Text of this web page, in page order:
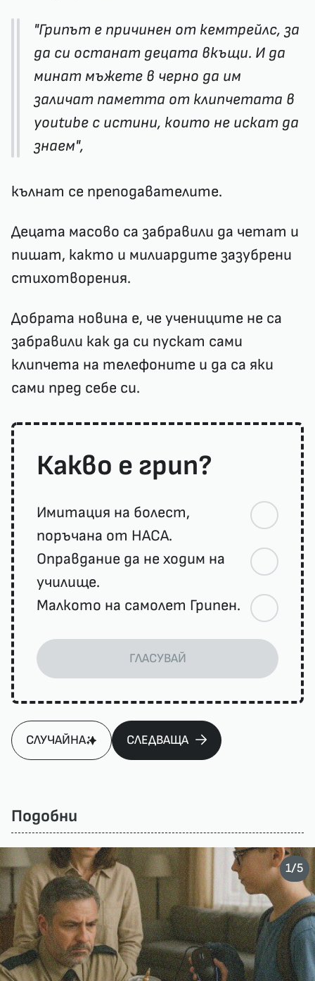
"Грипът е причинен от кемтрейлс, за
да си останат децата вкъщи. И да
минат мъжете в черно да им
заличат паметта от клипчетата в
youtube с истини, които не искат да
знаем",
кълнат се преподавателите.
Децата масово са забравили да четат и
пишат, както и милиардите зазубрени
стихотворения.
Добрата новина е, че учениците не са
забравили как да си пускат сами
клипчета на телефоните и да са яки
сами пред себе си.
Какво е грип?
Имитация на болест,
поръчана от НАСА.
Оправдание да не ходим на
училище.
Малкото на самолет Грипен.
ГЛАСУВАЙ
СЛУЧАЙНА СЛЕДВАЩА
Подобни
1/5